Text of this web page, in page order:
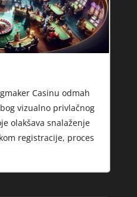
Casinu odmah
vizualno privlačnog
olakšava snalaženje
registracije, proces